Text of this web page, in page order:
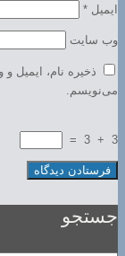
ایمیل *
وب‌ سایت
ذخیره نام، ایمیل
می‌نویسم.
3
+
3
=
جستجو